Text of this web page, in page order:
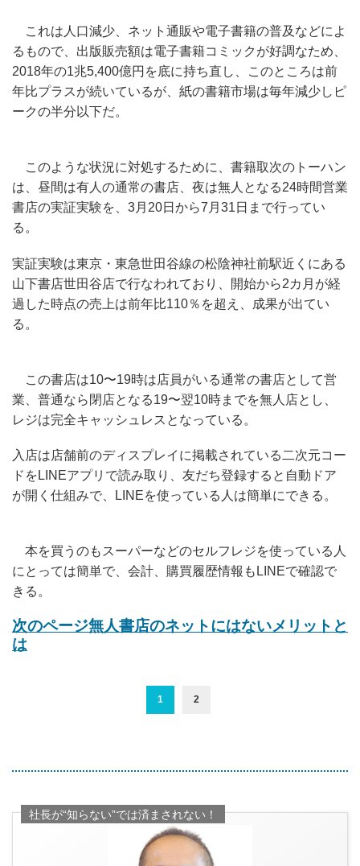
これは人口減少、ネット通販や電子書籍の普及などによ
るもので、出版販売額は電子書籍コミックが好調なため、
2018年の1兆5,400億円を底に持ち直し、このところは前
年比プラスが続いているが、紙の書籍市場は毎年減少しピ
ークの半分以下だ。
このような状況に対処するために、書籍取次のトーハン
は、昼間は有人の通常の書店、夜は無人となる24時間営業
書店の実証実験を、3月20日から7月31日まで行ってい
る。
実証実験は東京・東急世田谷線の松陰神社前駅近くにある
山下書店世田谷店で行なわれており、開始から2カ月が経
過した時点の売上は前年比110％を超え、成果が出てい
る。
この書店は10〜19時は店員がいる通常の書店として営
業、普通なら閉店となる19〜翌10時までを無人店とし、
レジは完全キャッシュレスとなっている。
入店は店舗前のディスプレイに掲載されている二次元コー
ドをLINEアプリで読み取り、友だち登録すると自動ドア
が開く仕組みで、LINEを使っている人は簡単にできる。
本を買うのもスーパーなどのセルフレジを使っている人
にとっては簡単で、会計、購買履歴情報もLINEで確認で
きる。
次のページ無人書店のネットにはないメリットと
は
1 2
社長が“知らない”では済まされない！